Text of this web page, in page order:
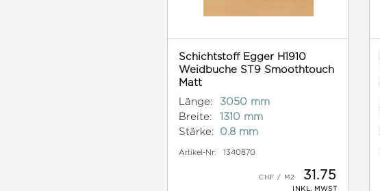
Schichtstoff Egger H1910
Weidbuche ST9 Smoothtouch
Matt
Länge:
3050 mm
Breite:
1310 mm
Stärke:
0.8 mm
Artikel-Nr: 1340870
31.75
INKL. MWST